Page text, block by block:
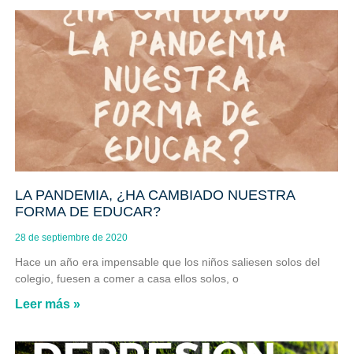
LA PANDEMIA, ¿HA CAMBIADO NUESTRA
FORMA DE EDUCAR?
28 de septiembre de 2020
Hace un año era impensable que los niños saliesen solos del
colegio, fuesen a comer a casa ellos solos, o
Leer más »